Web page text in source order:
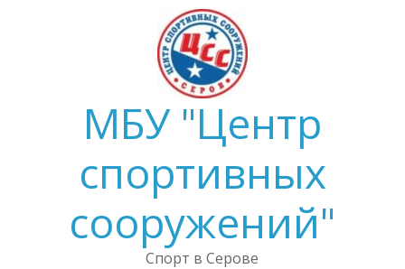
МБУ "Центр
спортивных
сооружений"
Спорт в Серове